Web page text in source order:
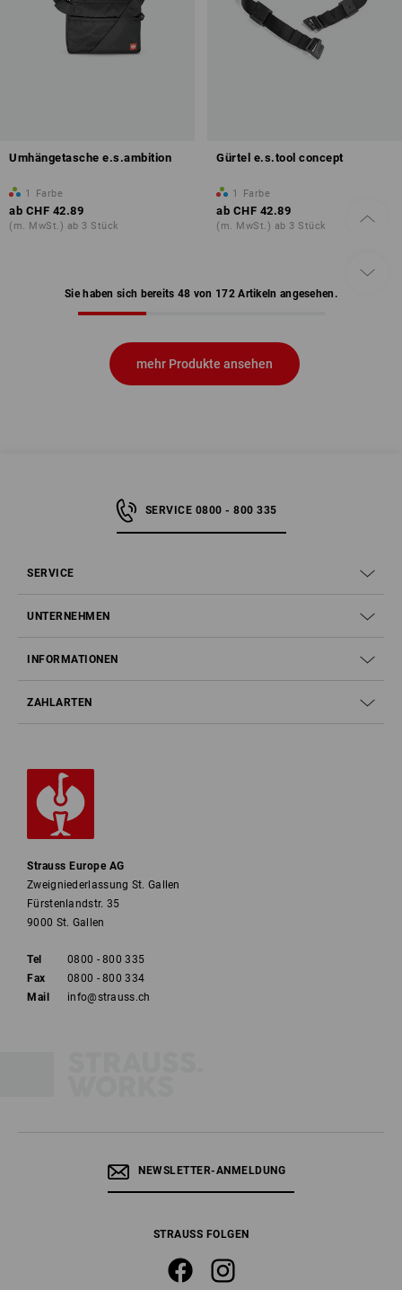
Umhängetasche e.s.ambition
1 Farbe
ab CHF 42.89
(m. MwSt.) ab 3 Stück
Gürtel e.s.tool concept
1 Farbe
ab CHF 42.89
(m. MwSt.) ab 3 Stück
Sie haben sich bereits 48 von 172 Artikeln angesehen.
mehr Produkte ansehen
SERVICE 0800 - 800 335
SERVICE
UNTERNEHMEN
INFORMATIONEN
ZAHLARTEN
Strauss Europe AG
Zweigniederlassung St. Gallen
Fürstenlandstr. 35
9000 St. Gallen
Tel
0800 - 800 335
Fax
0800 - 800 334
Mail
info@strauss.ch
NEWSLETTER-ANMELDUNG
STRAUSS FOLGEN